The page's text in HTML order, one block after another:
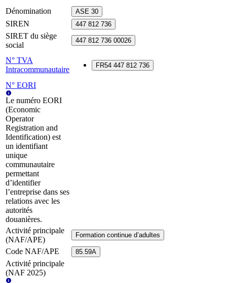
Dénomination ASE 30
SIREN 447 812 736
SIRET du siège
social
447 812 736 00026
N° TVA
Intracommunautaire
FR54 447 812 736
N° EORI
Le numéro EORI
(Economic
Operator
Registration and
Identification) est
un identifiant
unique
communautaire
permettant
d’identifier
l’entreprise dans ses
relations avec les
autorités
douanières.
Activité principale
(NAF/APE)
Formation continue d’adultes
Code NAF/APE 85.59A
Activité principale
(NAF 2025)